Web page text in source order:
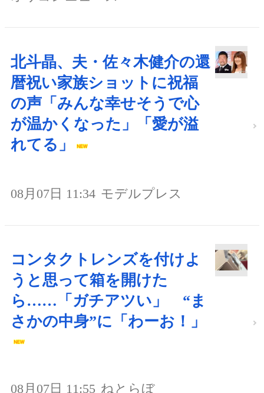
北斗晶、夫・佐々木健介の還
暦祝い家族ショットに祝福
の声「みんな幸せそうで心
が温かくなった」「愛が溢
れてる」
08月07日 11:34 モデルプレス
コンタクトレンズを付けよ
うと思って箱を開けた
ら……「ガチアツい」 “ま
さかの中身”に「わーお！」
08月07日 11:55 ねとらぼ